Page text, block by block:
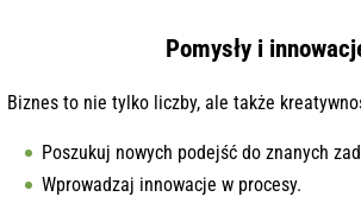
Pomysły i
Biznes to nie tylko liczby, ale także
Poszukuj nowych podejść do znanych
Wprowadzaj innowacje w procesy.